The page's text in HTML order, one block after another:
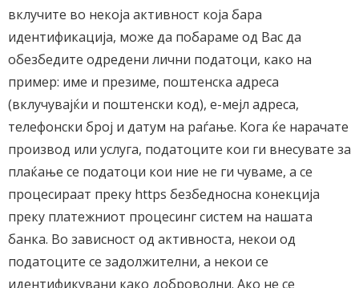
вклучите во некоја активност која бара
идентификација, може да побараме од Вас да
обезбедите одредени лични податоци, како на
пример: име и презиме, поштенска адреса
(вклучувајќи и поштенски код), е-мејл адреса,
телефонски број и датум на раѓање. Кога ќе нарачате
производ или услуга, податоците кои ги внесувате за
плаќање се податоци кои ние не ги чуваме, а се
процесираат преку https безбедносна конекција
преку платежниот процесинг систем на нашата
банка. Во зависност од активноста, некои од
податоците се задолжителни, а некои се
идентификувани како доброволни. Ако не се